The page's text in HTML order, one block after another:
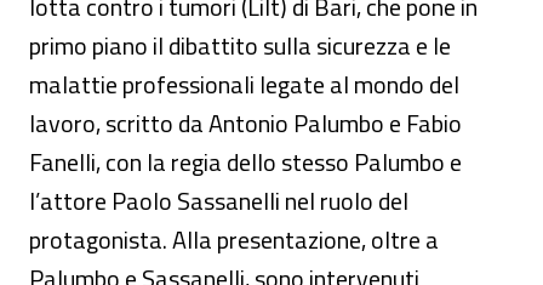
primo piano il dibattito sulla sicurezza e le
malattie professionali legate al mondo del
lavoro, scritto da Antonio Palumbo e Fabio
Fanelli, con la regia dello stesso Palumbo e
l’attore Paolo Sassanelli nel ruolo del
protagonista. Alla presentazione, oltre a